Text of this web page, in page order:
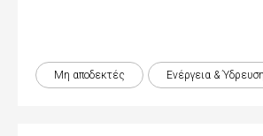
Μη αποδεκτές Ενέργεια & Ύδρευση